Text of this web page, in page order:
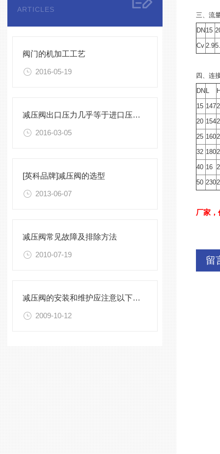
ARTICLES
阀门的机加工工艺
2016-05-19
减压阀出口压力几乎等于进口压力，不减压怎么办
2016-03-05
[英科品牌]减压阀的选型
2013-06-07
减压阀常见故障及排除方法
2010-07-19
减压阀的安装和维护应注意以下事项
2009-10-12
三、流
DN 15
Cv 2.9
四、连
DN L
15 147
20 154
25 160
32 180
40 16
50 230
厂家
留